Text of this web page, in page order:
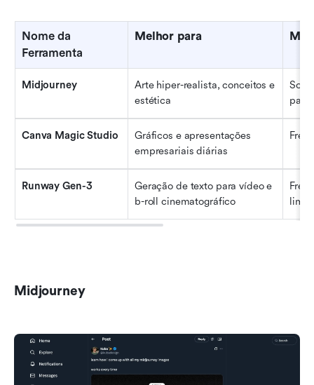
Nome da
Ferramenta
Melhor para
Midjourney
Arte hiper-realista, conceitos e
estética
Canva Magic Studio
Gráficos e apresentações
empresariais diárias
Runway Gen-3
Geração de texto para vídeo e
b-roll cinematográfico
Midjourney